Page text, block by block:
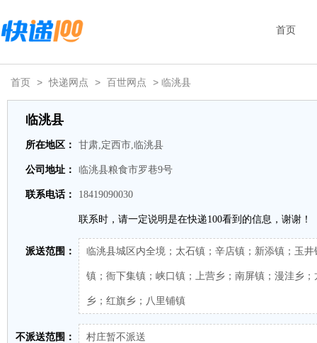
首页
首页 > 快递网点 > 百世网点 > 临洮县
临洮县
所在地区： 甘肃,定西市,临洮县
公司地址： 临洮县粮食市罗巷9号
联系电话： 18419090030
联系时，请一定说明是在快递100看到的信息，谢谢！
派送范围： 临洮县城区内全境；太石镇；辛店镇；新添镇；玉
镇；衙下集镇；峡口镇；上营乡；南屏镇；漫洼乡
乡；红旗乡；八里铺镇
不派送范围： 村庄暂不派送